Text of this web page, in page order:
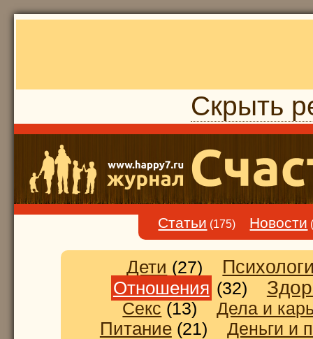
Скрыть
Статьи (175) Новости
Дети (27)
Отношения (32)
Секс (13) Дела и
Питание(21) Деньги и